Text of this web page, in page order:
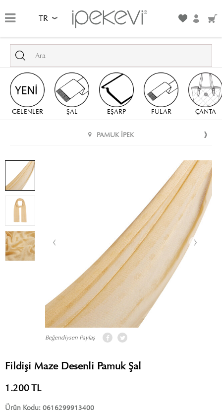
TR
GELENLER ŞAL EŞARP FULAR ÇANTA
PAMUK İPEK
Beğendiysen Paylaş
Fildişi Maze Desenli Pamuk Şal
1.200TL
Ürün Kodu: 0616299913400